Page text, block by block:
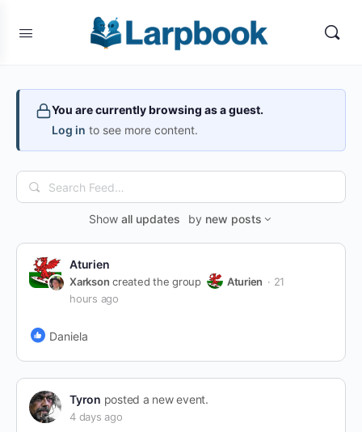
You are currently browsing as a guest.
Log in to see more content.
Search
Feed…
Show all updates by new posts
Aturien
Xarkson created the group Aturien
21
hours ago
Daniela
Tyron posted a new event.
4 days ago